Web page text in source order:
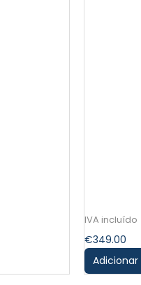
€349.00
Adicionar